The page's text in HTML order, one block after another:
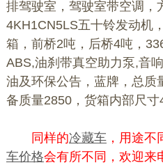
排驾驶室，驾驶室带空调，
4KH1CN5LS五十铃发动机
箱，前桥2吨，后桥4吨，
ABS,油刹带真空助力泵,音
油及环保公告，蓝牌，总质
备质量2850，货箱内部尺寸
同样的冷藏车，用途不
车价格会有所不同，欢迎来